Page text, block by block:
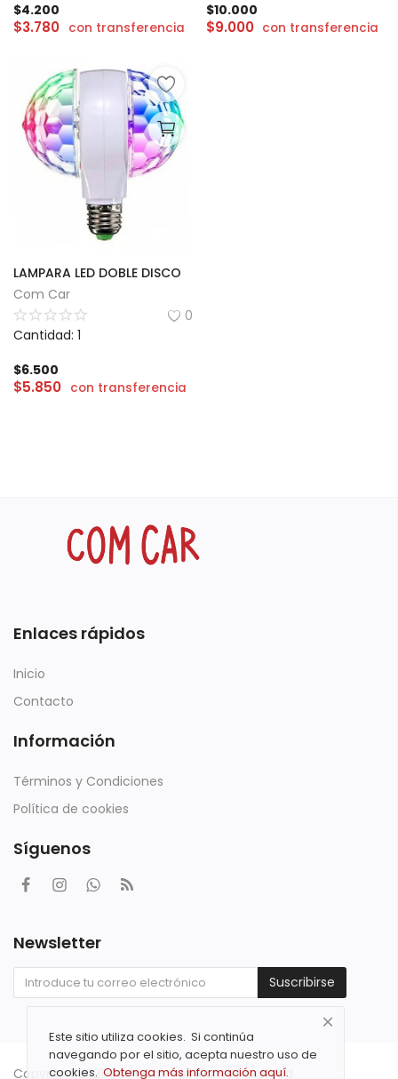
$4.200
$3.780 con transferencia
$10.000
$9.000 con transferencia
LAMPARA LED DOBLE DISCO
Com Car
0
Cantidad: 1
$6.500
$5.850 con transferencia
Enlaces rápidos
Inicio
Contacto
Información
Términos y Condiciones
Política de cookies
Síguenos
Newsletter
Suscribirse
Copyright 2021 Com Car - All Rights Reserved.
Este sitio utiliza cookies. Si continúa
navegando por el sitio, acepta nuestro uso de
cookies. Obtenga más información aquí.